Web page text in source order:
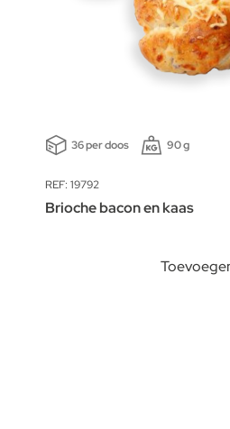
36 per doos 90 g
REF: 19792
Brioche bacon en kaas